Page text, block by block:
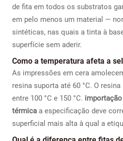
de fita em todos os substratos
em pelo menos um material —
sintéticas, nas quais a tinta à
superfície sem aderir.
Como a temperatura afeta a
As impressões em cera
resina suporta até 60 °C. O
entre 100 °C e 150 °C.
térmica a especificação deve
superficial mais alta à qual a